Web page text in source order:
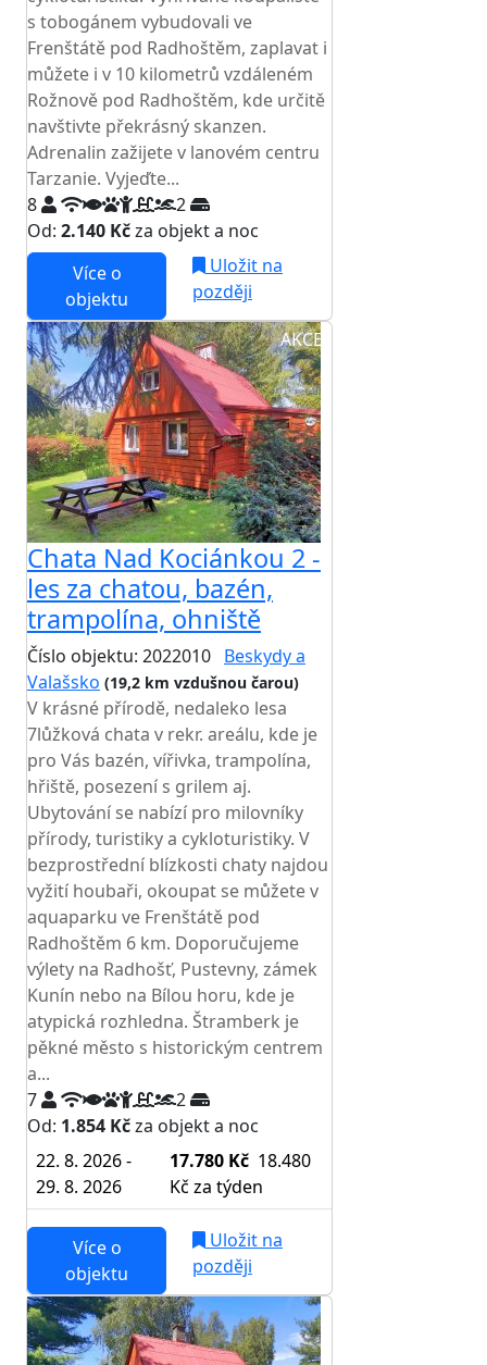
s tobogánem vybudovali ve
Frenštátě pod Radhoštěm, zaplavat i
můžete i v 10 kilometrů vzdáleném
Rožnově pod Radhoštěm, kde určitě
navštivte překrásný skanzen.
Adrenalin zažijete v lanovém centru
Tarzanie. Vyjeďte...
8
2
Od: 2.140 Kčza objekt a noc
Více o
objektu
Uložit na
později
AKCE
Chata Nad Kociánkou 2 -
les za chatou, bazén,
trampolína, ohniště
Číslo objektu: 2022010 Beskydy a
Valašsko (19,2 km vzdušnou čarou)
V krásné přírodě, nedaleko lesa
7lůžková chata v rekr. areálu, kde je
pro Vás bazén, vířivka, trampolína,
hřiště, posezení s grilem aj.
Ubytování se nabízí pro milovníky
přírody, turistiky a cykloturistiky. V
bezprostřední blízkosti chaty najdou
vyžití houbaři, okoupat se můžete v
aquaparku ve Frenštátě pod
Radhoštěm 6 km. Doporučujeme
výlety na Radhošť, Pustevny, zámek
Kunín nebo na Bílou horu, kde je
atypická rozhledna. Štramberk je
pěkné město s historickým centrem
a...
7
2
Od: 1.854 Kčza objekt a noc
22. 8. 2026 -
29. 8. 2026
17.780 Kč 18.480
Kč za týden
Více o
objektu
Uložit na
později